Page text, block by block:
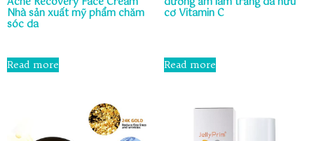
Nhà sản xuất mỹ phẩm chăm
sóc da
0
out
Read more
cơ Vitamin C
out
of
5
Read more